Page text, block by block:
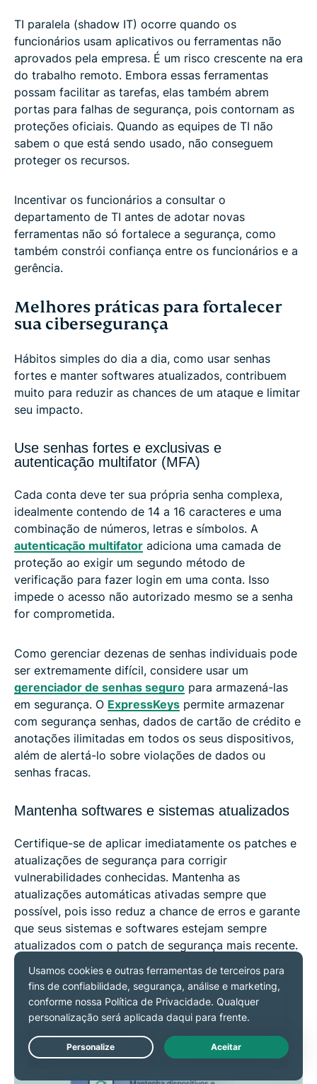
TI paralela (shadow IT) ocorre quando os
funcionários usam aplicativos ou ferramentas não
aprovados pela empresa. É um risco crescente na era
do trabalho remoto. Embora essas ferramentas
possam facilitar as tarefas, elas também abrem
portas para falhas de segurança, pois contornam as
proteções oficiais. Quando as equipes de TI não
sabem o que está sendo usado, não conseguem
proteger os recursos.
Incentivar os funcionários a consultar o
departamento de TI antes de adotar novas
ferramentas não só fortalece a segurança, como
também constrói confiança entre os funcionários e a
gerência.
Melhores práticas para fortalecer
sua cibersegurança
Hábitos simples do dia a dia, como usar senhas
fortes e manter softwares atualizados, contribuem
muito para reduzir as chances de um ataque e limitar
seu impacto.
Use senhas fortes e exclusivas e
autenticação multifator (MFA)
Cada conta deve ter sua própria senha complexa,
idealmente contendo de 14 a 16 caracteres e uma
combinação de números, letras e símbolos. A
autenticação multifator adiciona uma camada de
proteção ao exigir um segundo método de
verificação para fazer login em uma conta. Isso
impede o acesso não autorizado mesmo se a senha
for comprometida.
Como gerenciar dezenas de senhas individuais pode
ser extremamente difícil, considere usar um
gerenciador de senhas seguro para armazená-las
em segurança. O ExpressKeys permite armazenar
com segurança senhas, dados de cartão de crédito e
anotações ilimitadas em todos os seus dispositivos,
além de alertá-lo sobre violações de dados ou
senhas fracas.
Mantenha softwares e sistemas atualizados
Certifique-se de aplicar imediatamente os patches e
atualizações de segurança para corrigir
vulnerabilidades conhecidas. Mantenha as
atualizações automáticas ativadas sempre que
possível, pois isso reduz a chance de erros e garante
que seus sistemas e softwares estejam sempre
atualizados com o patch de segurança mais recente.
Revisar e atualizar suas configurações regularmente
também ajuda a manter uma boa base de segurança.
Live Chat